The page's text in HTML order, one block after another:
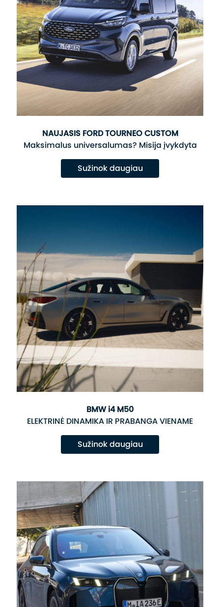
NAUJASIS FORD TOURNEO CUSTOM
Maksimalus universalumas? Misija įvykdyta
Sužinok daugiau
BMW i4 M50
ELEKTRINĖ DINAMIKA IR PRABANGA VIENAME
Sužinok daugiau